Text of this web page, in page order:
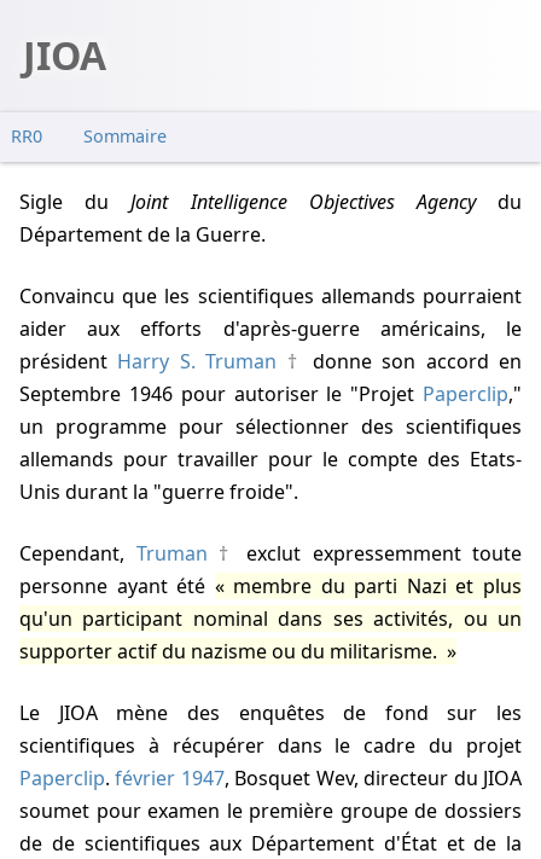
JIOA
RR0 Sommaire
Sigle duJoint Intelligence Objectives Agencydu
Département de la Guerre.
Convaincu que les scientifiques allemands pourraient
aider aux efforts d'après-guerre américains, le
président Harry S. Truman
donne son accord en
Septembre 1946 pour autoriser le "Projet Paperclip,"
un programme pour sélectionner des scientifiques
allemands pour travailler pour le compte des Etats-
Unis durant la "guerre froide".
Cependant, Truman
exclut expressemment toute
personne ayant été
membre du parti Nazi et plus
qu'un participant nominal dans ses activités, ou un
supporter actif du nazisme ou du militarisme.
Le JIOA mène des enquêtes de fond sur les
scientifiques à récupérer dans le cadre du projet
Paperclip.février 1947, Bosquet Wev, directeur du JIOA
soumet pour examen le première groupe de dossiers
de de scientifiques aux Département d'État et de la